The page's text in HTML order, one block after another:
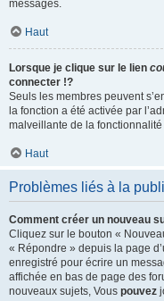
messages.
Haut
Lorsque je clique sur le lien
connecter !?
Seuls les membres peuvent
la fonction a été activée par
malveillante de la
Haut
Problèmes liés à la
Comment créer un nouveau
Cliquez sur le bouton «
« Répondre » depuis la page
enregistré pour écrire un
affichée en bas de page des
nouveaux sujets, Vous pouvez